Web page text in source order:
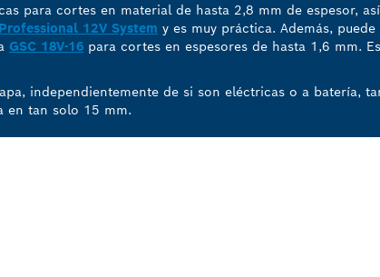
para cortes en material de hasta 2,8 mm de espesor,
Professional 12V System y es muy práctica. Además,
GSC 18V-16 para cortes en espesores de hasta 1,6 mm.
independientemente de si son eléctricas o a batería,
en tan solo 15 mm.